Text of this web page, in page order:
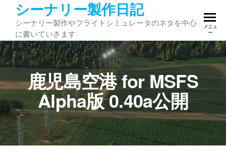
ン
ツ
へ
キ
ッ
プ
シーナリー製作日記
シーナリー製作やフライトシミュレータのネタを中心
に書いていきます
メニュ
ー
鹿児島空港 for MSFS
Alpha版 0.40a公開